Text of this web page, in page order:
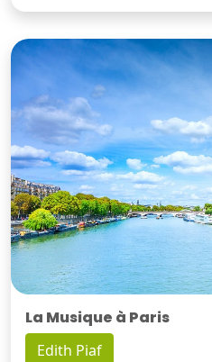
La Musique à Paris
Edith Piaf